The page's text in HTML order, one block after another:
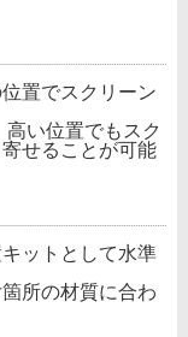
置でスクリーン
い位置でもスク
せることが可能
ットとして水準
所の材質に合わ